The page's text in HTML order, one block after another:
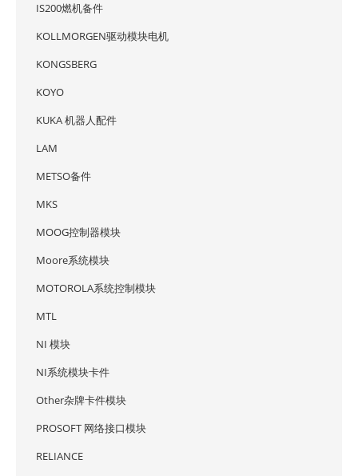
IS200燃机备件
KOLLMORGEN驱动模块电机
KONGSBERG
KOYO
KUKA 机器人配件
LAM
METSO备件
MKS
MOOG控制器模块
Moore系统模块
MOTOROLA系统控制模块
MTL
NI 模块
NI系统模块卡件
Other杂牌卡件模块
PROSOFT 网络接口模块
RELIANCE